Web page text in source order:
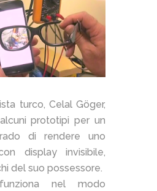
turco, Celal Göger,
prototipi per un
di rendere uno
display invisibile,
del suo possessore.
nel modo